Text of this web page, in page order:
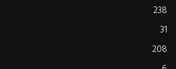
238
31
208